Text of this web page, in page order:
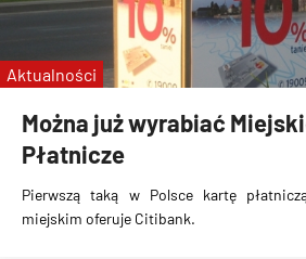
Można już wyrabiać
Płatnicze
Pierwszą taką w Polsce kartę
miejskim oferuje Citibank.
Aktualności